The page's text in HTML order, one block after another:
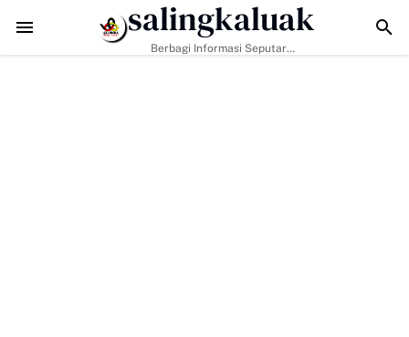
TMMD ke-129 Perkuat Ketangguhan Warga Buluh Kasok Hadapi
salingkaluak
Berbagi Informasi Seputar